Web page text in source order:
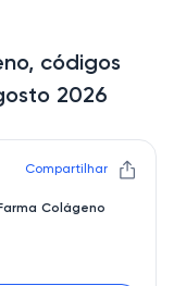
códigos
2026
Compartilhar
Colágeno